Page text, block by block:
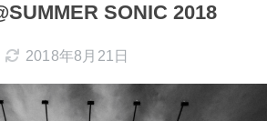
SONIC 2018
2018年8月21日